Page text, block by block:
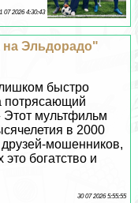
07 2026 4:30:43
на Эльдорадо"
быстро
потрясающий
мультфильм
в 2000
друзей-мошенников,
богатство и
30 07 2026 5:55:55